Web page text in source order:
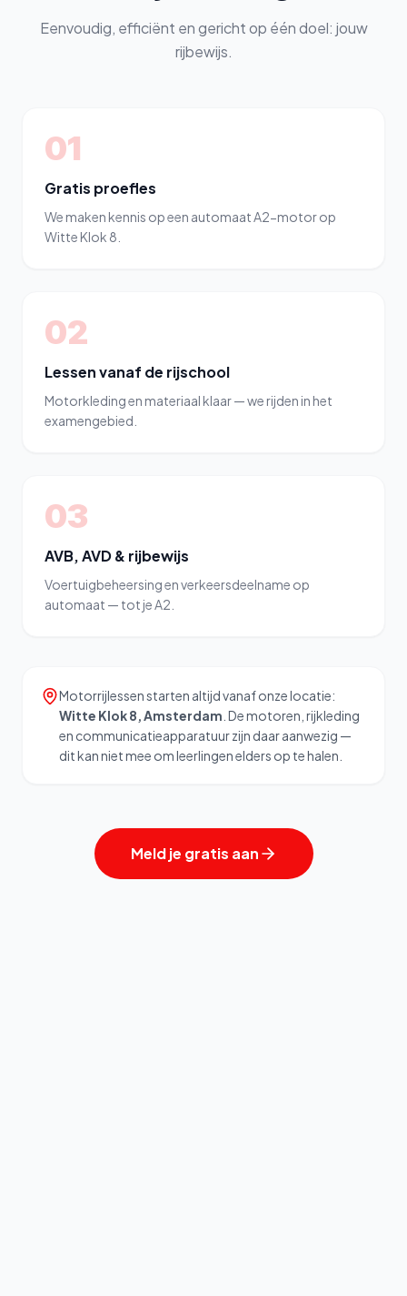
Eenvoudig, efficiënt en gericht op één doel: jouw
rijbewijs.
01
Gratis proefles
We maken kennis op een automaat A2-motor op
Witte Klok 8.
02
Lessen vanaf de rijschool
Motorkleding en materiaal klaar — we rijden in het
examengebied.
03
AVB, AVD & rijbewijs
Voertuigbeheersing en verkeersdeelname op
automaat — tot je A2.
Motorrijlessen starten altijd vanaf onze locatie:
Witte Klok 8, Amsterdam . De motoren, rijkleding
en communicatieapparatuur zijn daar aanwezig —
dit kan niet mee om leerlingen elders op te halen.
Meld je gratis aan